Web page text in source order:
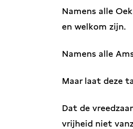
Namens alle
en welkom zijn.
Namens alle
Maar laat deze
Dat de
vrijheid niet